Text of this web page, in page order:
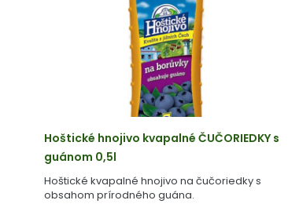
Hoštické hnojivo kvapalné ČUČORIEDKY s
guánom 0,5l
Hoštické kvapalné hnojivo na čučoriedky s
obsahom prírodného guána.